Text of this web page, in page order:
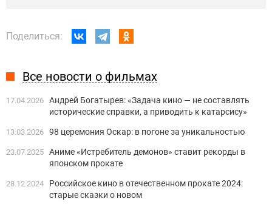
Поделиться:
Все новости о фильмах
17.04.2026 Андрей Богатырев: «Задача кино — не составлять
исторические справки, а приводить к катарсису»
13.03.2026 98 церемония Оскар: в погоне за уникальностью
23.07.2025 Аниме «Истребитель демонов» ставит рекорды в
японском прокате
28.12.2024
Российское кино в отечественном прокате 2024:
старые сказки о новом